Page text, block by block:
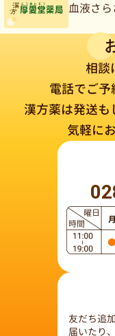
血液さ
相談
電話でご
漢方薬は発送も
気軽に
友だち追
届いたり